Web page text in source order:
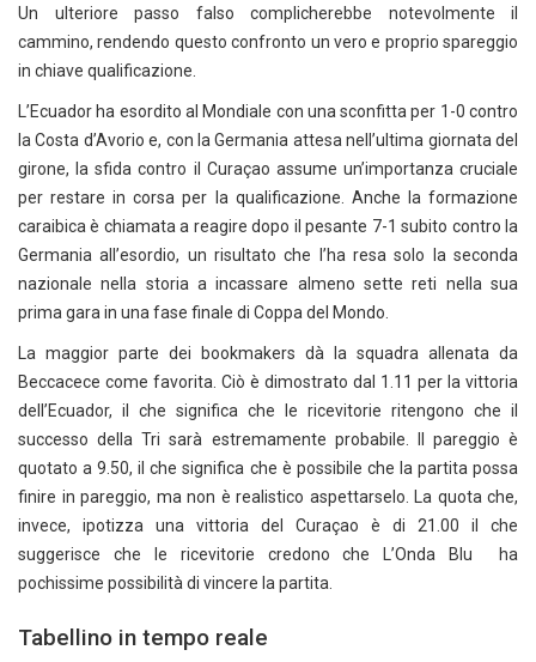
Un ulteriore passo falso complicherebbe notevolmente il
cammino, rendendo questo confronto un vero e proprio spareggio
in chiave qualificazione.
L’Ecuador ha esordito al Mondiale con una sconfitta per 1-0 contro
la Costa d’Avorio e, con la Germania attesa nell’ultima giornata del
girone, la sfida contro il Curaçao assume un’importanza cruciale
per restare in corsa per la qualificazione. Anche la formazione
caraibica è chiamata a reagire dopo il pesante 7-1 subito contro la
Germania all’esordio, un risultato che l’ha resa solo la seconda
nazionale nella storia a incassare almeno sette reti nella sua
prima gara in una fase finale di Coppa del Mondo.
La maggior parte dei bookmakers dà la squadra allenata da
Beccacece come favorita. Ciò è dimostrato dal 1.11 per la vittoria
dell’Ecuador, il che significa che le ricevitorie ritengono che il
successo della Tri sarà estremamente probabile. Il pareggio è
quotato a 9.50, il che significa che è possibile che la partita possa
finire in pareggio, ma non è realistico aspettarselo. La quota che,
invece, ipotizza una vittoria del Curaçao è di 21.00 il che
suggerisce che le ricevitorie credono che L’Onda Blu ha
pochissime possibilità di vincere la partita.
Tabellino in tempo reale